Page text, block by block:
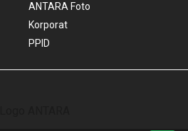
ANTARA Foto
Korporat
PPID